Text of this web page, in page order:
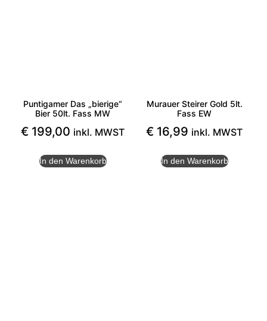
Puntigamer Das „bierige“
Bier 50lt. Fass MW
€ 199,00 inkl. MWST
In den Warenkorb
Murauer Steirer Gold 5lt.
Fass EW
€ 16,99 inkl. MWST
In den Warenkorb